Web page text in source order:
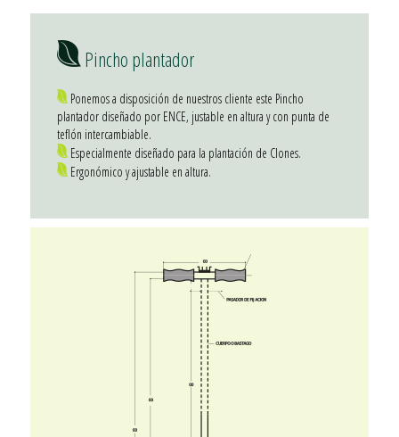
Pincho plantador
Ponemos a disposición de nuestros cliente este Pincho
plantador diseñado por ENCE, justable en altura y con punta de
teflón intercambiable.
Especialmente diseñado para la plantación de Clones.
Ergonómico y ajustable en altura.